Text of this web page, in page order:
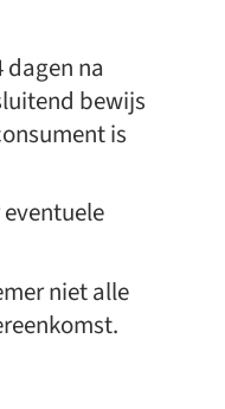
na
bewijs
is
niet alle